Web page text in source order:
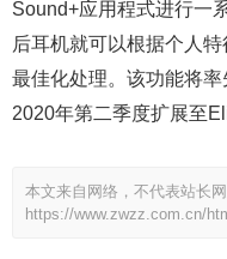
Sound+应用程式进行一
后耳机就可以根据个人
最佳化处理。该功能将
2020年第二季度扩展至
本文来自网络，不代表站长
https://www.zwzz.com.cn/